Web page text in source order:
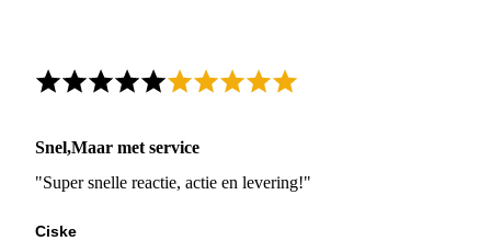
Snel,Maar met service
"Super snelle reactie, actie en levering!"
Ciske